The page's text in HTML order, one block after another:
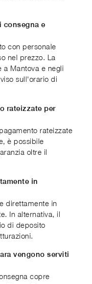
consegna e
con personale
nel prezzo. La
a Mantova e negli
sull'orario di
rateizzate per
rateizzate
è possibile
oltre il
in
direttamente in
In alternativa, il
di deposito
vengono serviti
copre